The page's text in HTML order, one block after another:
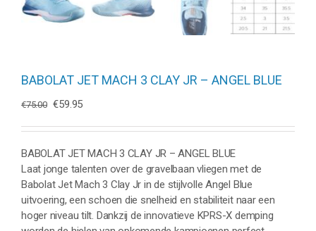
BABOLAT JET MACH 3 CLAY JR – ANGEL BLUE
€75.00 Oorspronkelijke
was:
€75.00.
€59.95Huidige
is:
€59.95.
BABOLAT JET MACH 3 CLAY JR – ANGEL BLUE
Laat jonge talenten over de gravelbaan vliegen met de
Babolat Jet Mach 3 Clay Jr in de stijlvolle Angel Blue
uitvoering, een schoen die snelheid en stabiliteit naar een
hoger niveau tilt. Dankzij de innovatieve KPRS-X demping